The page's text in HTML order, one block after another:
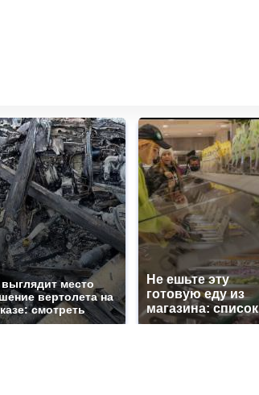
выглядит место
вертолета на
смотреть
Не ешьте эту
готовую еду из
магазина: список